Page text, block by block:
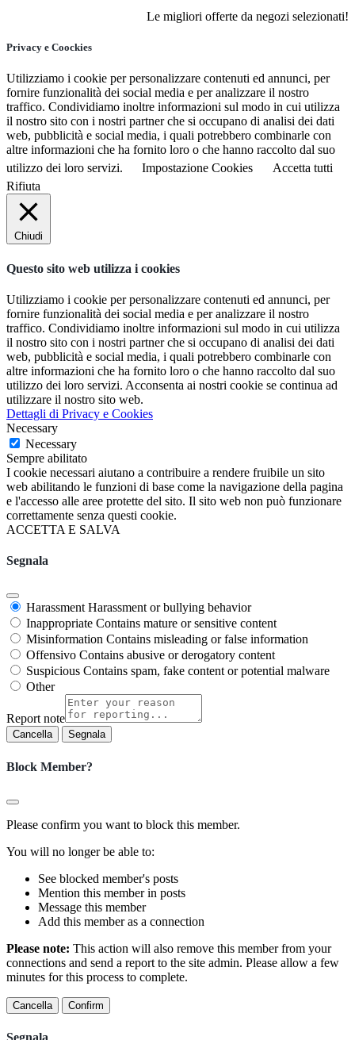
Le migliori offerte da negozi selezionati!
Privacy e Coockies
Utilizziamo i cookie per personalizzare contenuti ed annunci, per
fornire funzionalità dei social media e per analizzare il nostro
traffico. Condividiamo inoltre informazioni sul modo in cui utilizza
il nostro sito con i nostri partner che si occupano di analisi dei dati
web, pubblicità e social media, i quali potrebbero combinarle con
altre informazioni che ha fornito loro o che hanno raccolto dal suo
utilizzo dei loro servizi.
Impostazione Cookies
Accetta tutti
Rifiuta
Chiudi
Questo sito web utilizza i cookies
Utilizziamo i cookie per personalizzare contenuti ed annunci, per
fornire funzionalità dei social media e per analizzare il nostro
traffico. Condividiamo inoltre informazioni sul modo in cui utilizza
il nostro sito con i nostri partner che si occupano di analisi dei dati
web, pubblicità e social media, i quali potrebbero combinarle con
altre informazioni che ha fornito loro o che hanno raccolto dal suo
utilizzo dei loro servizi. Acconsenta ai nostri cookie se continua ad
utilizzare il nostro sito web.
Dettagli di Privacy e Cookies
Necessary
Necessary
Sempre abilitato
I cookie necessari aiutano a contribuire a rendere fruibile un sito
web abilitando le funzioni di base come la navigazione della pagina
e l'accesso alle aree protette del sito. Il sito web non può funzionare
correttamente senza questi cookie.
ACCETTA E SALVA
Segnala
Harassment Harassment or bullying behavior
Inappropriate Contains mature or sensitive content
Misinformation Contains misleading or false information
Offensivo Contains abusive or derogatory content
Suspicious Contains spam, fake content or potential malware
Other
Report note
Segnala
Block Member?
Please confirm you want to block this member.
You will no longer be able to:
See blocked member's posts
Mention this member in posts
Message this member
Add this member as a connection
Please note: This action will also remove this member from your
connections and send a report to the site admin. Please allow a few
minutes for this process to complete.
Confirm